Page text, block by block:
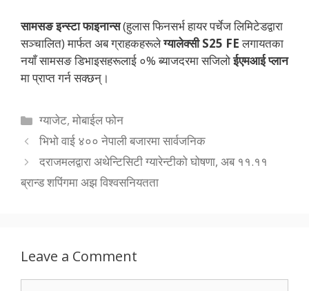
सामसङइन्स्टा फाइनान्स(हुलास फिनसर्भ हायर पर्चेज लिमिटेडद्वारा
सञ्चालित) मार्फत अब ग्राहकहरूलेग्यालेक्सीS25 FEलगायतका
नयाँ सामसङ डिभाइसहरूलाई ०% ब्याजदरमा सजिलोईएमआईप्लान
मा प्राप्त गर्न सक्छन्।
Categories
ग्याजेट,मोबाईल फोन
भिभो वाई ४०० नेपाली बजारमा सार्वजनिक
दराजमलद्वारा अथेन्टिसिटी ग्यारेन्टीको घोषणा, अब ११.११
ब्रान्ड शपिंगमा अझ विश्वसनियतता
Leave a Comment